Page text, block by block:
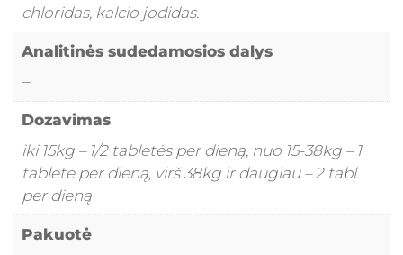
chloridas, kalcio jodidas.
Analitinės sudedamosios dalys
–
Dozavimas
iki 15kg – 1/2 tabletės per dieną, nuo 15-38kg – 1
tabletė per dieną, virš 38kg ir daugiau – 2 tabl.
per dieną
Pakuotė